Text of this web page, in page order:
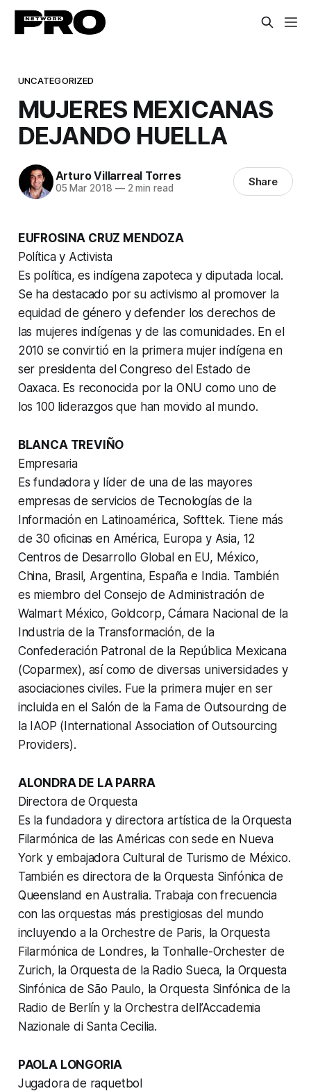
UNCATEGORIZED
MUJERES MEXICANAS
DEJANDO HUELLA
Arturo Villarreal Torres
05 Mar 2018 —2 min read Share
EUFROSINA CRUZ MENDOZA
Política y Activista
Es política, es indígena zapoteca y diputada local.
Se ha destacado por su activismo al promover la
equidad de género y defender los derechos de
las mujeres indígenas y de las comunidades. En el
2010 se convirtió en la primera mujer indígena en
ser presidenta del Congreso del Estado de
Oaxaca. Es reconocida por la ONU como uno de
los 100 liderazgos que han movido al mundo.
BLANCA TREVIÑO
Empresaria
Es fundadora y líder de una de las mayores
empresas de servicios de Tecnologías de la
Información en Latinoamérica, Softtek. Tiene más
de 30 oficinas en América, Europa y Asia, 12
Centros de Desarrollo Global en EU, México,
China, Brasil, Argentina, España e India. También
es miembro del Consejo de Administración de
Walmart México, Goldcorp, Cámara Nacional de la
Industria de la Transformación, de la
Confederación Patronal de la República Mexicana
(Coparmex), así como de diversas universidades y
asociaciones civiles. Fue la primera mujer en ser
incluida en el Salón de la Fama de Outsourcing de
la IAOP (International Association of Outsourcing
Providers).
ALONDRA DE LA PARRA
Directora de Orquesta
Es la fundadora y directora artística de la Orquesta
Filarmónica de las Américas con sede en Nueva
York y embajadora Cultural de Turismo de México.
También es directora de la Orquesta Sinfónica de
Queensland en Australia. Trabaja con frecuencia
con las orquestas más prestigiosas del mundo
incluyendo a la Orchestre de Paris, la Orquesta
Filarmónica de Londres, la Tonhalle-Orchester de
Zurich, la Orquesta de la Radio Sueca, la Orquesta
Sinfónica de São Paulo, la Orquesta Sinfónica de la
Radio de Berlín y la Orchestra dell’Accademia
Nazionale di Santa Cecilia.
PAOLA LONGORIA
Jugadora de raquetbol